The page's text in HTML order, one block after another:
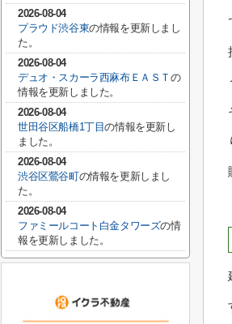
2026-08-04
プラウド渋谷東の情報を更新しまし
た。
2026-08-04
デュオ・スカーラ西麻布ＥＡＳＴの
情報を更新しました。
2026-08-04
世田谷区船橋1丁目の情報を更新し
ました。
2026-08-04
渋谷区鶯谷町の情報を更新しまし
た。
2026-08-04
ファミールコート白金タワーズの情
報を更新しました。